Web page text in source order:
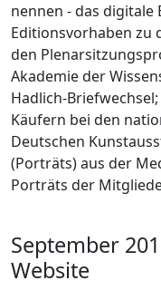
nennen - das digitale
Editionsvorhaben zu
den
Akademie der
Hadlich-
Käufern bei den
Deutschen
(Porträts) aus der
Porträts der
September
Website